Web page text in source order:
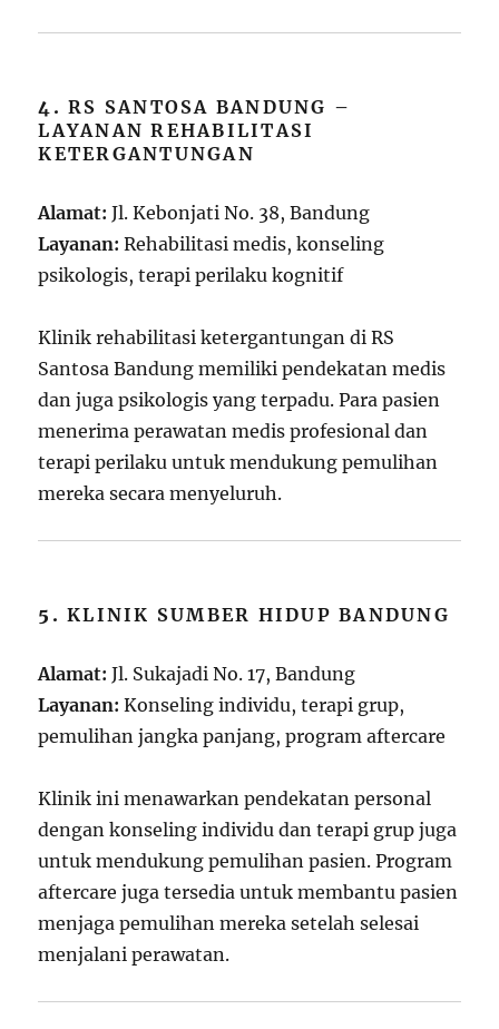
4.RS SANTOSA BANDUNG –
LAYANAN REHABILITASI
KETERGANTUNGAN
Alamat: Jl. Kebonjati No. 38, Bandung
Layanan: Rehabilitasi medis, konseling
psikologis, terapi perilaku kognitif
Klinik rehabilitasi ketergantungan di RS
Santosa Bandung memiliki pendekatan medis
dan juga psikologis yang terpadu. Para pasien
menerima perawatan medis profesional dan
terapi perilaku untuk mendukung pemulihan
mereka secara menyeluruh.
5.KLINIK SUMBER HIDUP BANDUNG
Alamat: Jl. Sukajadi No. 17, Bandung
Layanan: Konseling individu, terapi grup,
pemulihan jangka panjang, program aftercare
Klinik ini menawarkan pendekatan personal
dengan konseling individu dan terapi grup juga
untuk mendukung pemulihan pasien. Program
aftercare juga tersedia untuk membantu pasien
menjaga pemulihan mereka setelah selesai
menjalani perawatan.